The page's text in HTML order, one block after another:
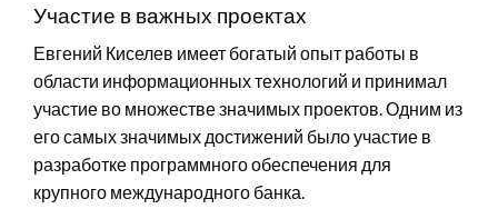
Участие в важных проектах
Евгений Киселев имеет богатый опыт работы в
области информационных технологий и принимал
участие во множестве значимых проектов. Одним из
его самых значимых достижений было участие в
разработке программного обеспечения для
крупного международного банка.